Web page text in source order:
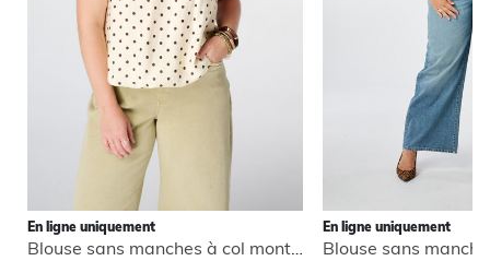
En ligne uniquement
Blouse sans manches à col montant
En ligne uniquement